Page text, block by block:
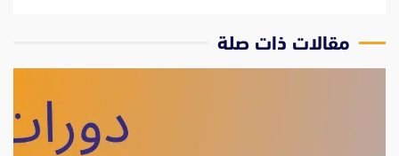
مقالات ذات صلة